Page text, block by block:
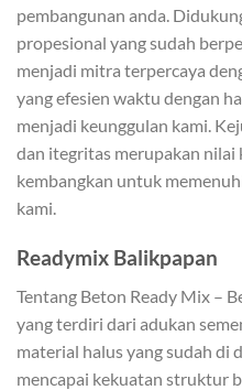
pembangunan anda.
propesional yang sudah
menjadi mitra terpercaya
yang efesien waktu dengan
menjadi keunggulan kami.
dan itegritas merupakan nilai
kembangkan untuk
kami.
Readymix Balikpapan
Tentang Beton Ready Mix –
yang terdiri dari adukan
material halus yang sudah di
mencapai kekuatan struktur